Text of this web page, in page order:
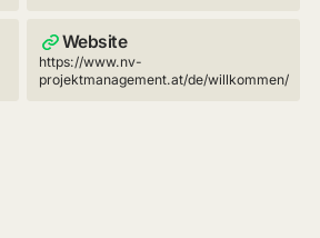
Website
https://www.nv-
projektmanagement.at/de/willkommen/